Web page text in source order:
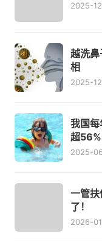
2025-
越洗
相
2025-
我国
超56%
2025-
一管
了！
2026-